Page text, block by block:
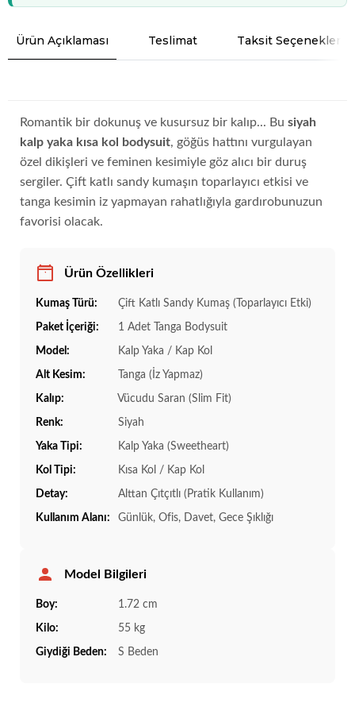
Ürün Açıklaması Teslimat Taksit Seçenekleri
Romantik bir dokunuş ve kusursuz bir kalıp... Bu siyah
kalp yaka kısa kol bodysuit, göğüs hattını vurgulayan
özel dikişleri ve feminen kesimiyle göz alıcı bir duruş
sergiler. Çift katlı sandy kumaşın toparlayıcı etkisi ve
tanga kesimin iz yapmayan rahatlığıyla gardırobunuzun
favorisi olacak.
Ürün Özellikleri
Kumaş Türü: Çift Katlı Sandy Kumaş (Toparlayıcı Etki)
Paket İçeriği: 1 Adet Tanga Bodysuit
Model: Kalp Yaka / Kap Kol
Alt Kesim: Tanga (İz Yapmaz)
Kalıp: Vücudu Saran (Slim Fit)
Renk: Siyah
Yaka Tipi: Kalp Yaka (Sweetheart)
Kol Tipi: Kısa Kol / Kap Kol
Detay: Alttan Çıtçıtlı (Pratik Kullanım)
Kullanım Alanı: Günlük, Ofis, Davet, Gece Şıklığı
Model Bilgileri
Boy: 1.72 cm
Kilo: 55 kg
Giydiği Beden: S Beden